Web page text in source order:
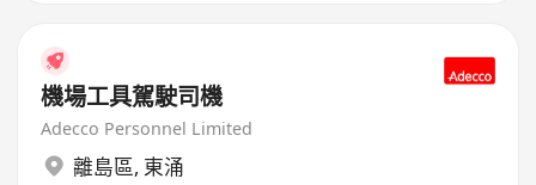
機場工具駕駛司機
Adecco Personnel Limited
離島區, 東涌